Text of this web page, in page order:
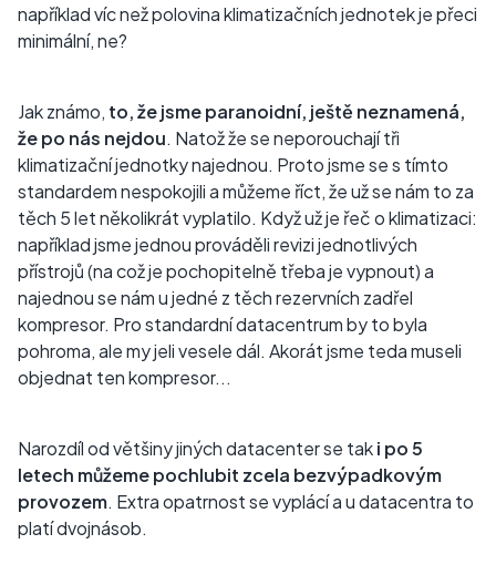
například víc než polovina klimatizačních jednotek je přeci
minimální, ne?
Jak známo, to, že jsme paranoidní, ještě neznamená,
že po nás nejdou. Natož že se neporouchají tři
klimatizační jednotky najednou. Proto jsme se s tímto
standardem nespokojili a můžeme říct, že už se nám to za
těch 5 let několikrát vyplatilo. Když už je řeč o klimatizaci:
například jsme jednou prováděli revizi jednotlivých
přístrojů (na což je pochopitelně třeba je vypnout) a
najednou se nám u jedné z těch rezervních zadřel
kompresor. Pro standardní datacentrum by to byla
pohroma, ale my jeli vesele dál. Akorát jsme teda museli
objednat ten kompresor...
Narozdíl od většiny jiných datacenter se taki po 5
letech můžeme pochlubit zcela bezvýpadkovým
provozem. Extra opatrnost se vyplácí a u datacentra to
platí dvojnásob.